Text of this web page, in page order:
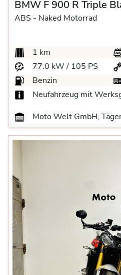
BMW F 900 R Triple
ABS - Naked Motorrad
1 km
77.0 kW / 105 PS
Benzin
Neufahrzeug mit
Moto Welt GmbH,